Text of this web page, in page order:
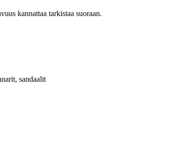
kannattaa tarkistaa suoraan.
sandaalit